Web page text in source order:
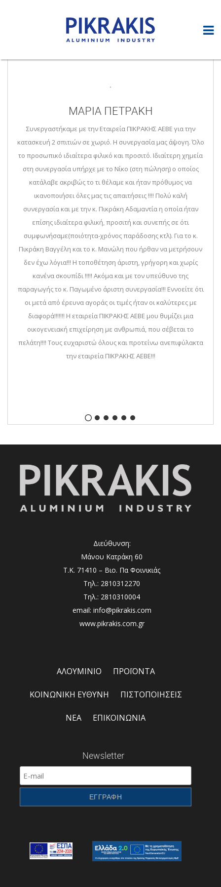
ΜΑΡΙΑ ΠΕΤΡΑΚΗ
Συνεργαστήκαμε με την Εταιρεία ΠΙΚΡΑΚΗΣ ΑΕΒΕ για την
κατασκευή 2 σπιτιών σε χωριό. Η συνεργασία μας άψογη. Όλο
το προσωπικό ιδιαίτερα φιλικό και προσιτό. Ιδιαίτερη χημεία
στη συνεργασία υπήρχε με το Νίκο (στη πώληση) ο οποίος
κατάλαβε ακριβώς το τι θέλαμε και ήταν πρόθυμος να
ικανοποιήσει όλες μας τις απαιτήσεις !!!! Πολύ καλή
συνεργασία και με την κ. Πικράκη Αδαμαντία η οποία ήταν
επίσης ιδιαίτερα φιλική, προσιτή και συνεπής σε ότι
συμφωνήσαμε(ποιότητα-χρόνος παράδοσης κτλ). Για το κ.
Πικράκη Βαγγέλη και το κ. Μανώλη που ήρθαν να μετρήσουν
δεν έχω λόγια!!! Η τοποθέτηση άριστη, γρήγορη και χωρίς
κανένα σκουπίδι !!!!! Ακόμα και με τον υπεύθυνο της
παραγωγής το κ. Παγωμένο άριστη συνεργασία!!! Εννοείτε ότι
οι μετά από έρευνα αγοράς οι τιμές ήταν οι καλύτερες με
διαφορά!!!!!!! Η εταιρεία ΠΙΚΡΑΚΗΣ ΑΕΒΕ μου θυμίζει μια
οικογενειακή επιχείρηση με ανθρωπιά, που σέβεται το
πελάτη!!!! Τους ευχαριστώ όλους και προτείνω ανεπιφύλακτα
την εταιρεία ΠΙΚΡΑΚΗΣ ΑΕΒΕ!!!
Διεύθυνση:
Μάνου Κατράκη 60
Τ.Κ. 71410 – Βιο. Πα Φοινικιάς
Τηλ.: 2810312270
Τηλ.: 2810310004
email: info@pikrakis.com
www.pikrakis.com.gr
ΑΛΟΥΜΙΝΙΟ ΠΡΟΪΟΝΤΑ
ΚΟΙΝΩΝΙΚΗ ΕΥΘΥΝΗ ΠΙΣΤΟΠΟΙΗΣΕΙΣ
ΝΕΑ ΕΠΙΚΟΙΝΩΝΙΑ
Newsletter